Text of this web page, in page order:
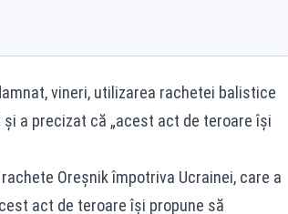
vineri, utilizarea rachetei balistice
a precizat că „acest act de teroare își
Oreşnik împotriva Ucrainei, care a
act de teroare îşi propune să